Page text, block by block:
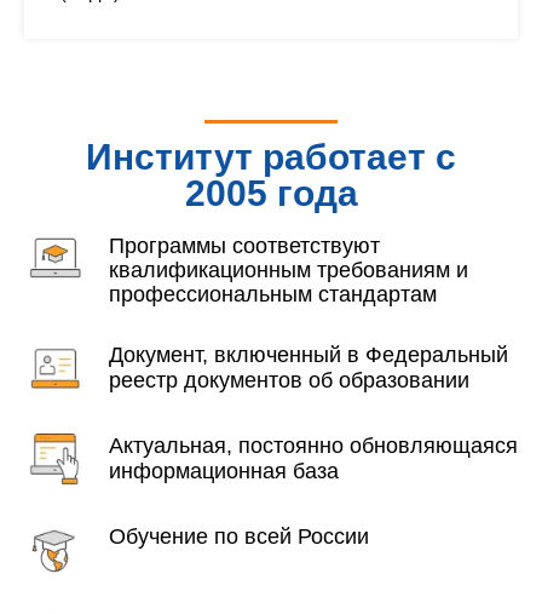
Институт работает с
2005 года
Программы соответствуют
квалификационным требованиям и
профессиональным стандартам
Документ, включенный в Федеральный
реестр документов об образовании
Актуальная, постоянно обновляющаяся
информационная база
Обучение по всей России